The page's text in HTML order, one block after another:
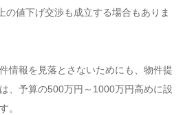
の値下げ交渉も成立する場合もありま
情報を見落とさないためにも、物件提
、予算の500万円～1000万円高めに設
。